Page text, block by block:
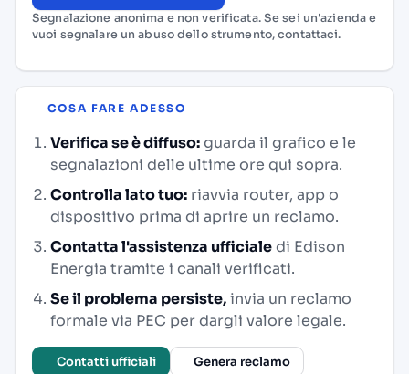
Segnalazione anonima e non verificata. Se sei un'azienda e
vuoi segnalare un abuso dello strumento,contattaci.
COSA FARE ADESSO
Verifica se è diffuso:guarda il grafico e le
segnalazioni delle ultime ore qui sopra.
Controlla lato tuo: riavvia router, app o
dispositivo prima di aprire un reclamo.
Contatta l'assistenza ufficialedi Edison
Energia tramite i canali verificati.
Se il problema persiste,invia un reclamo
formale via PEC per dargli valore legale.
Contatti ufficiali Genera reclamo